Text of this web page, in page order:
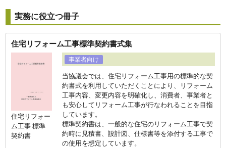
実務に役立つ冊子
住宅リフォーム工事標準契約書式集
住宅リフォー
ム工事 標準
契約書
事業者向け
当協議会では、住宅リフォーム⼯事⽤の標準的な契
約書式を利⽤していただくことにより、リフォーム
⼯事内容、変更内容を明確化し、消費者、事業者と
も安⼼してリフォーム⼯事が⾏なわれることを⽬指
しています。
標準契約書は、一般的な住宅のリフォーム工事で契
約時に見積書、設計図、仕様書等を添付する工事で
の使用を想定しています。